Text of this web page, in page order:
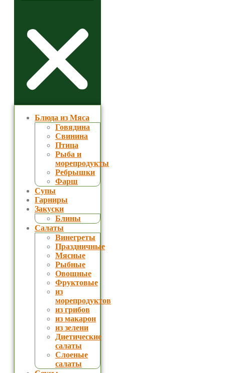
Блюда из Мяса
Говядина
Свинина
Птица
Рыба и
морепродукты
Ребрышки
Фарш
Супы
Гарниры
Закуски
Блины
Салаты
Винегреты
Праздничные
Мясные
Рыбные
Овощные
Фруктовые
из
морепродуктов
из грибов
из макарон
из зелени
Диетические
салаты
Слоеные
салаты